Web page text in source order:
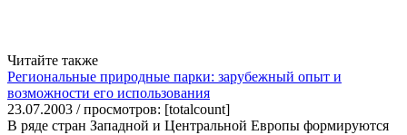
Читайте также
Региональные природные парки: зарубежный опыт и
возможности его использования
23.07.2003 / просмотров: [totalcount]
В ряде стран Западной и Центральной Европы формируются